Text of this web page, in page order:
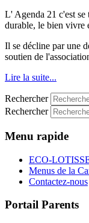
L' Agenda 21 c'est se
durable, le bien vivre
Il se décline par une
soutien de
Lire la suite...
Rechercher
Rechercher
Menu rapide
ECO-
Menus de la
Contactez-nous
Portail Parents